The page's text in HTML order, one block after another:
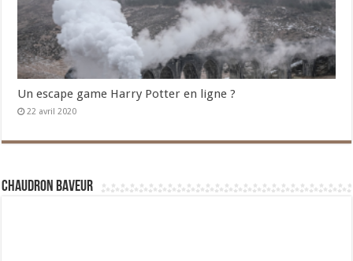
Un escape game Harry Potter en ligne ?
22 avril 2020
Chaudron Baveur